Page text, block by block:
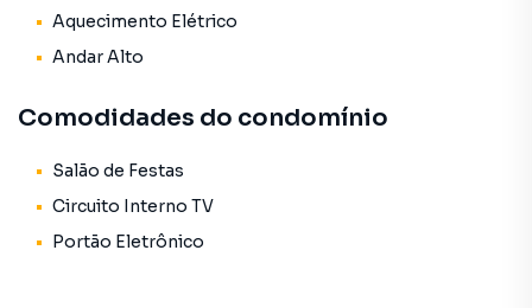
✔ Aquecimento elétrico
✔ Armários planejados nos dormitórios
✔ Armário no banheiro
✔ Ambientes bem distribuídos
🏡 Diferenciais
Aquecimento Elétrico
Andar Alto
Comodidades do condomínio
Salão de Festas
Circuito Interno TV
Portão Eletrônico